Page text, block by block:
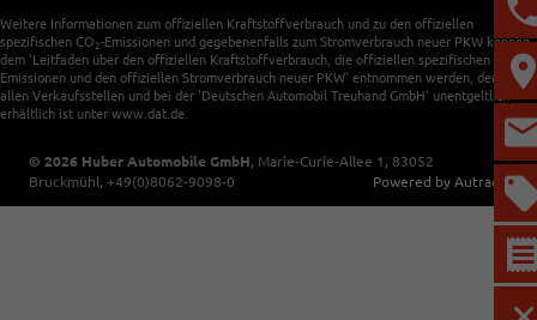
Weitere Informationen zum offiziellen Kraftstoffverbrauch und zu den offiziellen
spezifischen CO 2-Emissionen und gegebenenfalls zum Stromverbrauch neuer PKW können
dem 'Leitfaden über den offiziellen Kraftstoffverbrauch, die offiziellen spezifischen CO -
Emissionen und den offiziellen Stromverbrauch neuer PKW' entnommen werden, der an
allen Verkaufsstellen und bei der 'Deutschen Automobil Treuhand GmbH' unentgeltlich
erhältlich ist unter www.dat.de.
© 2026 Huber Automobile GmbH, Marie-Curie-Allee 1 , 83052
Bruckmühl, +49(0)8062-9098-0 Powered by Autrado